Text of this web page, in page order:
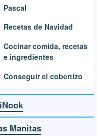
Pascal
Recetas de Navidad
Cocinar comida, recetas
e ingredientes
Conseguir el cobertizo
Manitas